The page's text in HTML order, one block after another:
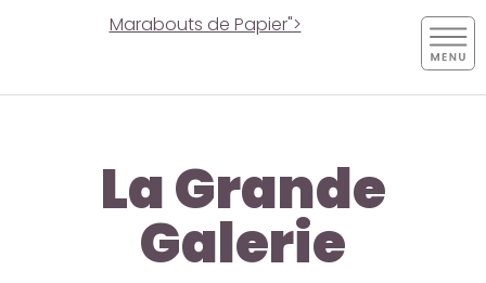
Marabouts de Papier">
La Grande
Galerie